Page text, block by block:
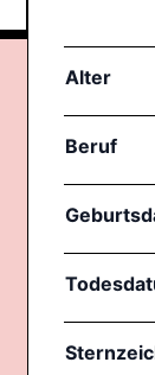
Alter
Beruf